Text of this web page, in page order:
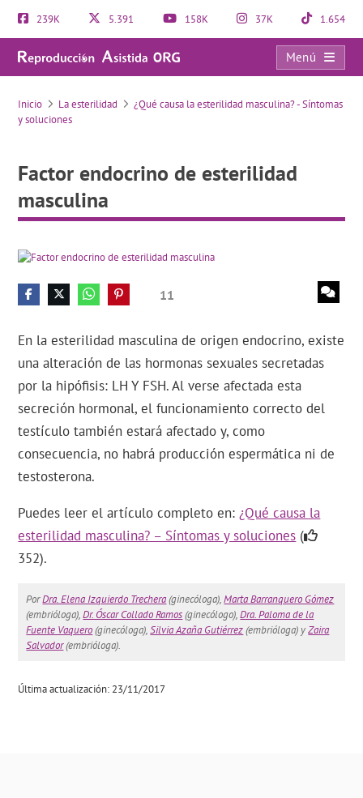
239K 5.391 158K 37K 1.654
Menú
Factor endocrino de esterilidad masculina
Inicio La esterilidad
¿Qué causa la esterilidad masculina? - Síntomas
y soluciones
Factor endocrino de esterilidad
masculina
11
En la esterilidad masculina de origen endocrino, existe
una alteración de las hormonas sexuales secretadas
por la hipófisis: LH Y FSH. Al verse afectada esta
secreción hormonal, el funcionamiento correcto del
testículo también estará afectado y, como
consecuencia, no habrá producción espermática ni de
testosterona.
Puedes leer el artículo completo en:¿Qué causa la
esterilidad masculina? – Síntomas y soluciones (
352).
PorDra. Elena Izquierdo Trechera(ginecóloga),Marta Barranquero Gómez
(embrióloga),Dr. Óscar Collado Ramos(ginecólogo),Dra. Paloma de la
Fuente Vaquero(ginecóloga),Silvia Azaña Gutiérrez(embrióloga) yZaira
Salvador(embrióloga).
Última actualización: 23/11/2017